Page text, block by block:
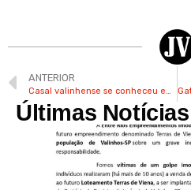
ANTERIOR
Últimas Notícias